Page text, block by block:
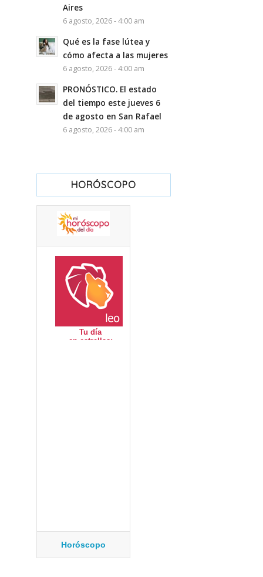
Aires
6 agosto, 2026 - 4:00 am
Qué es la fase lútea y
cómo afecta a las mujeres
6 agosto, 2026 - 4:00 am
PRONÓSTICO. El estado
del tiempo este jueves 6
de agosto en San Rafael
6 agosto, 2026 - 4:00 am
HORÓSCOPO
Horóscopo